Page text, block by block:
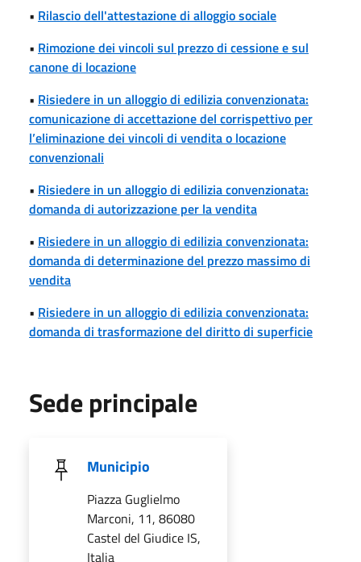
• Rilascio dell'attestazione di alloggio sociale
• Rimozione dei vincoli sul prezzo di cessione e sul
canone di locazione
• Risiedere in un alloggio di edilizia convenzionata:
comunicazione di accettazione del corrispettivo per
l’eliminazione dei vincoli di vendita o locazione
convenzionali
• Risiedere in un alloggio di edilizia convenzionata:
domanda di autorizzazione per la vendita
• Risiedere in un alloggio di edilizia convenzionata:
domanda di determinazione del prezzo massimo di
vendita
• Risiedere in un alloggio di edilizia convenzionata:
domanda di trasformazione del diritto di superficie
Sede principale
Municipio
Piazza Guglielmo
Marconi, 11, 86080
Castel del Giudice IS,
Italia